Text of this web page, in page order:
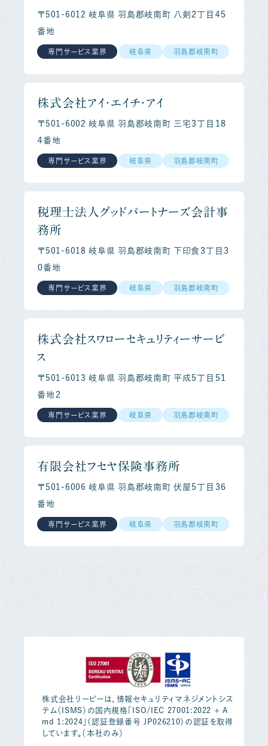
〒501-6012 岐阜県 羽島郡岐南町 八剣２丁目４５
番地
専門サービス業界 岐阜県 羽島郡岐南町
株式会社アイ・エイチ・アイ
〒501-6002 岐阜県 羽島郡岐南町 三宅３丁目１８
４番地
専門サービス業界 岐阜県 羽島郡岐南町
税理士法人グッドパートナーズ会計事
務所
〒501-6018 岐阜県 羽島郡岐南町 下印食３丁目３
０番地
専門サービス業界 岐阜県 羽島郡岐南町
株式会社スワローセキュリティーサービ
ス
〒501-6013 岐阜県 羽島郡岐南町 平成５丁目５１
番地２
専門サービス業界 岐阜県 羽島郡岐南町
有限会社フセヤ保険事務所
〒501-6006 岐阜県 羽島郡岐南町 伏屋５丁目３６
番地
専門サービス業界 岐阜県 羽島郡岐南町
株式会社リーピーは、情報セキュリティマネジメントシス
テム（ISMS）の国内規格「ISO/IEC 27001:2022 + A
md 1:2024」（認証登録番号 JP026210）の認証を取得
しています。（本社のみ）